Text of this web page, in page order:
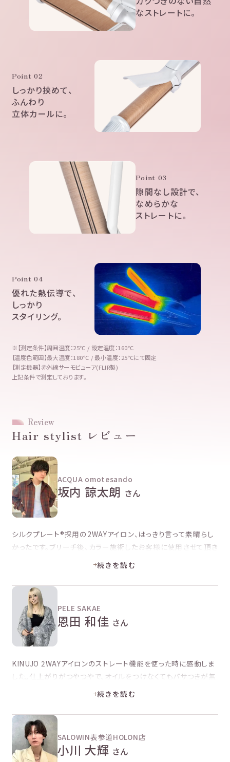
なストレートに。
Point 02
しっかり挟めて、
ふんわり
立体カールに。
Point 03
隙間なし設計で、
なめらかな
ストレートに。
Point 04
優れた熱伝導で、
しっかり
スタイリング。
※【測定条件】周囲温度：25℃ / 設定温度：160℃
【温度色範囲】最大温度：180℃ / 最小温度：25℃にて固定
【測定機器】赤外線サーモビューア(FLIR製)
上記条件で測定しております。
Review
Hair stylist レビュー
ACQUA omotesando
坂内 諒太朗 さん
シルクプレート®採用の2WAYアイロン、はっきり言って素晴らし
かったです。ブリーチ後、カラー施術したお客様に使用させて頂き
ましたが、退色が少なく感じ、さらに髪に艶感が出ていて感動し
ワンカールでスタイリングすることが多いので、顔まわりはストレ
ート、後ろはカールというのを2wayアイロン１本で完結する点
も、時短に繋がると感じました。
※当社から依頼し、頂いたコメントを編集して掲載しています。
続きを読む
PELE SAKAE
恩田 和佳 さん
KINUJO 2WAYアイロンのストレート機能を使った時に感動しま
した。仕上がりがつやつやで、オイルをつけなくてもパサつきが無
いので、すごく良かったです。カールがつきやすくて、普段他社製
残ってたので、取れやすい子にも安心してオススメできます。
2wayでこのクオリティ、すごく良かったです。
で荷物が多くなりがちな、女性には嬉しいポイントだと思います。
※当社から依頼し、頂いたコメントを編集して掲載しています。
続きを読む
SALOWIN表参道HOLON店
小川 大輝 さん